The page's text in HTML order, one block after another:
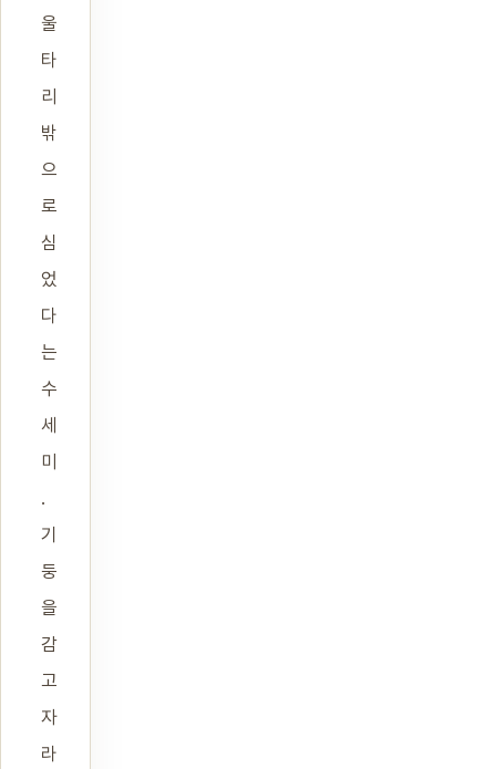
울
타
리
밖
으
로
심
었
다
는
수
세
미
.
기
둥
을
감
고
자
라